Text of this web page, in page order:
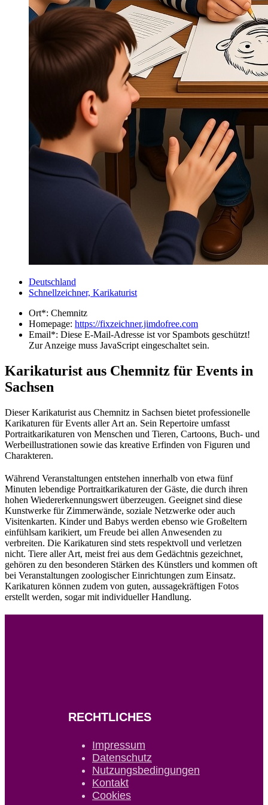
Deutschland
Schnellzeichner, Karikaturist
Ort*: Chemnitz
Homepage: https://fixzeichner.jimdofree.com
Email*: Diese E-Mail-Adresse ist vor Spambots geschützt!
Zur Anzeige muss JavaScript eingeschaltet sein.
Karikaturist aus Chemnitz für Events in
Sachsen
Dieser Karikaturist aus Chemnitz in Sachsen bietet professionelle
Karikaturen für Events aller Art an. Sein Repertoire umfasst
Portraitkarikaturen von Menschen und Tieren, Cartoons, Buch- und
Werbeillustrationen sowie das kreative Erfinden von Figuren und
Charakteren.
Während Veranstaltungen entstehen innerhalb von etwa fünf
Minuten lebendige Portraitkarikaturen der Gäste, die durch ihren
hohen Wiedererkennungswert überzeugen. Geeignet sind diese
Kunstwerke für Zimmerwände, soziale Netzwerke oder auch
Visitenkarten. Kinder und Babys werden ebenso wie Großeltern
einfühlsam karikiert, um Freude bei allen Anwesenden zu
verbreiten. Die Karikaturen sind stets respektvoll und verletzen
nicht. Tiere aller Art, meist frei aus dem Gedächtnis gezeichnet,
gehören zu den besonderen Stärken des Künstlers und kommen oft
bei Veranstaltungen zoologischer Einrichtungen zum Einsatz.
Karikaturen können zudem von guten, aussagekräftigen Fotos
erstellt werden, sogar mit individueller Handlung.
RECHTLICHES
Impressum
Datenschutz
Nutzungsbedingungen
Kontakt
Cookies